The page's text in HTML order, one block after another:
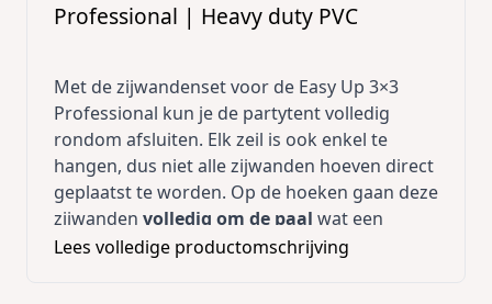
Professional | Heavy duty PVC
Met de zijwandenset voor de Easy Up 3×3
Professional kun je de partytent volledig
rondom afsluiten. Elk zeil is ook enkel te
hangen, dus niet alle zijwanden hoeven direct
geplaatst te worden. Op de hoeken gaan deze
zijwanden volledig om de paal wat een
enorme verbetering is in stevige bevestiging
Lees volledige productomschrijving